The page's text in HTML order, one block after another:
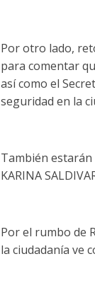
Por otro lado,
para comentar
así como el
seguridad en la
También estarán
KARINA
Por el rumbo de
la ciudadanía ve